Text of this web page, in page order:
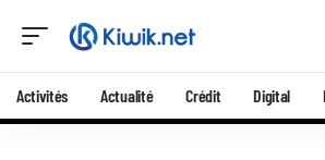
Activités Actualité Crédit Digital